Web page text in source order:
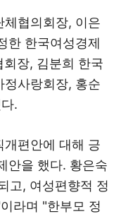
체협의회장, 이은
한 한국여성경제
장, 김분희 한국
정사랑회장, 홍순
.
개편안에 대해 긍
안을 했다. 황은숙
고, 여성편향적 정
라며 "한부모 정